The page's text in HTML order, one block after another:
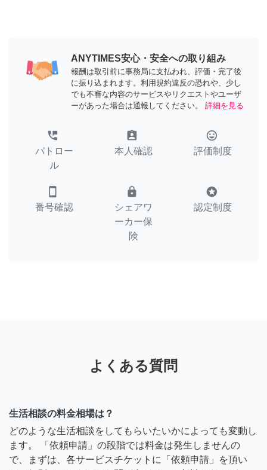
ANYTIMES安心・安全への取り組み
報酬は取引前に事務局に支払われ、評価・完了後
に振り込まれます。利用規約違反の恐れや、少し
でも不審な内容のサービスやリクエストやユーザ
ーがあった場合は通報してください。
詳細を見る
perm_phone_msg
パトロー
ル
assignment_ind
本人確認
tag_faces
評価制度
smartphone
番号確認
lock
シェアワ
ーカー保
険
stars
認定制度
よくある質問
生活相談の料金相場は？
どのような生活相談をしてもらいたいかによっても変動し
ます。 「依頼申請」の段階では料金は発生しませんの
で、まずは、各サービスチケットに「依頼申請」を頂い